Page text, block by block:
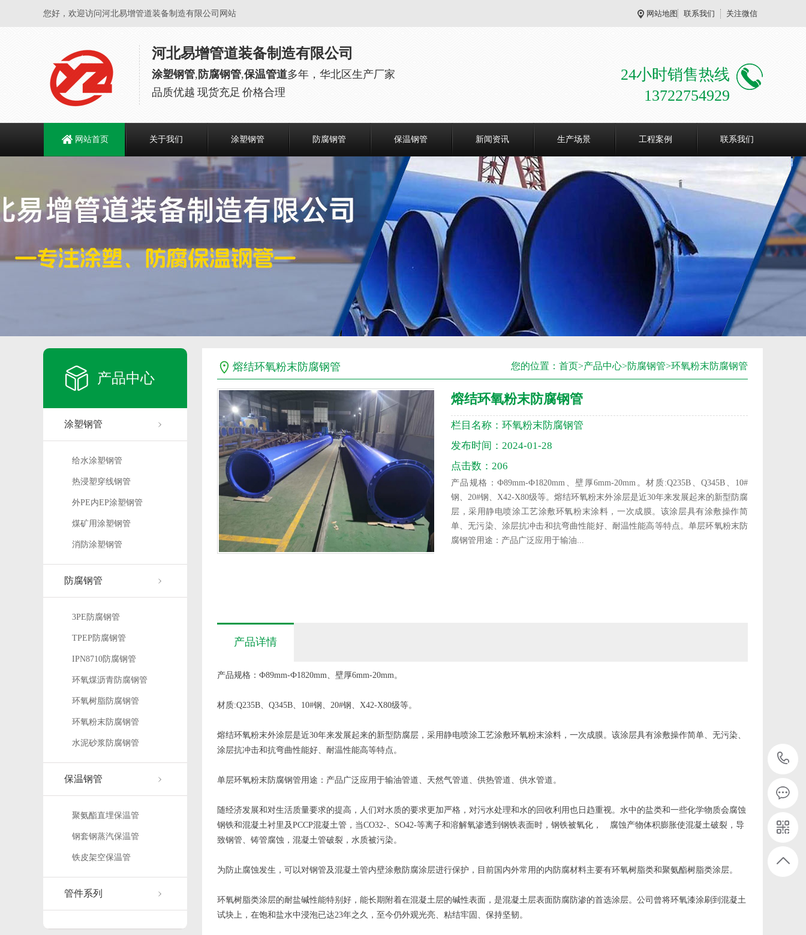
您好，欢迎访问河北易增管道装备制造有限公司网站 网站地图 联系我们 关注微信
河北易增管道装备制造有限公司
涂塑钢管, 防腐钢管,保温管道多年，华北区生产厂家
品质优越 现货充足 价格合理
24小时销售热线
13722754929
网站首页 关于我们 涂塑钢管 防腐钢管 保温钢管 新闻资讯 生产场景 工程案例 联系我们
产品中心
涂塑钢管
给水涂塑钢管
热浸塑穿线钢管
外PE内EP涂塑钢管
煤矿用涂塑钢管
消防涂塑钢管
防腐钢管
3PE防腐钢管
TPEP防腐钢管
IPN8710防腐钢管
环氧煤沥青防腐钢管
环氧树脂防腐钢管
环氧粉末防腐钢管
水泥砂浆防腐钢管
保温钢管
聚氨酯直埋保温管
钢套钢蒸汽保温管
铁皮架空保温管
管件系列
熔结环氧粉末防腐钢管 您的位置： 首页>产品中心>防腐钢管>环氧粉末防腐钢管
熔结环氧粉末防腐钢管
栏目名称：环氧粉末防腐钢管
发布时间：2024-01-28
点击数：206
产品规格：Ф89mm-Ф1820mm、壁厚6mm-20mm。材质:Q235B、Q345B、10#
钢、20#钢、X42-X80级等。熔结环氧粉末外涂层是近30年来发展起来的新型防腐
层，采用静电喷涂工艺涂敷环氧粉末涂料，一次成膜。该涂层具有涂敷操作简
单、无污染、涂层抗冲击和抗弯曲性能好、耐温性能高等特点。单层环氧粉末防
腐钢管用途：产品广泛应用于输油...
产品详情
产品规格：Ф89mm-Ф1820mm、壁厚6mm-20mm。
材质:Q235B、Q345B、10#钢、20#钢、X42-X80级等。
熔结环氧粉末外涂层是近30年来发展起来的新型防腐层，采用静电喷涂工艺涂敷环氧粉末涂料，一次成膜。该涂层具有涂敷操作简单、无污染、
涂层抗冲击和抗弯曲性能好、耐温性能高等特点。
单层环氧粉末防腐钢管用途：产品广泛应用于输油管道、天然气管道、供热管道、供水管道。
随经济发展和对生活质量要求的提高，人们对水质的要求更加严格，对污水处理和水的回收利用也日趋重视。水中的盐类和一些化学物质会腐蚀
钢铁和混凝土衬里及PCCP混凝土管，当CO32-、SO42-等离子和溶解氧渗透到钢铁表面时，钢铁被氧化， 腐蚀产物体积膨胀使混凝土破裂，导
致钢管、铸管腐蚀，混凝土管破裂，水质被污染。
为防止腐蚀发生，可以对钢管及混凝土管内壁涂敷防腐涂层进行保护，目前国内外常用的内防腐材料主要有环氧树脂类和聚氨酯树脂类涂层。
环氧树脂类涂层的耐盐碱性能特别好，能长期附着在混凝土层的碱性表面，是混凝土层表面防腐防渗的首选涂层。公司曾将环氧漆涂刷到混凝土
试块上，在饱和盐水中浸泡已达23年之久，至今仍外观光亮、粘结牢固、保持坚韧。